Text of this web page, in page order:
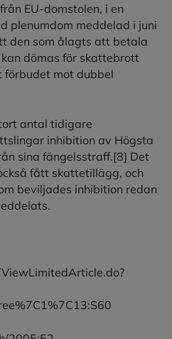
EU-domstolen, i en
plenumdom meddelad i juni
den som ålagts att betala
dömas för skattebrott
mot dubbel
antal tidigare
inhibition av Högsta
sina fängelsstraff.[8] Det
fått skattetillägg, och
beviljades inhibition redan